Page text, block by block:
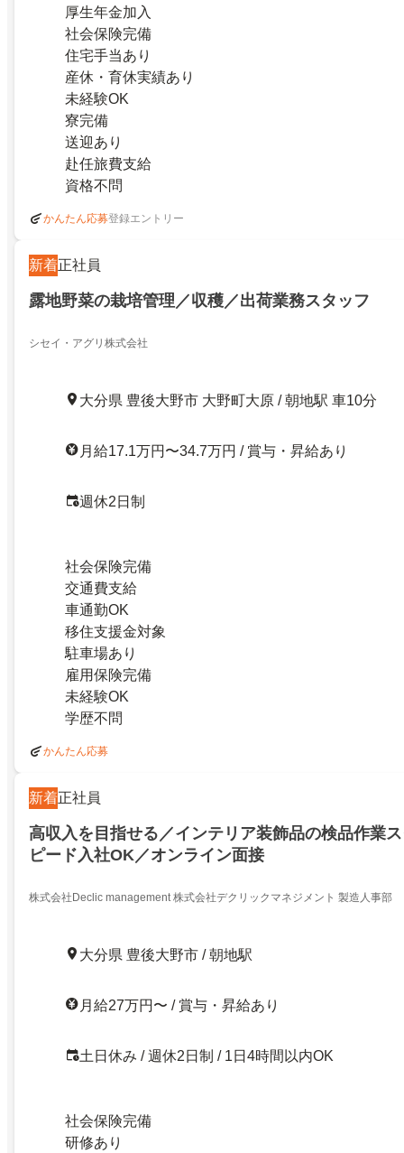
厚生年金加入
社会保険完備
住宅手当あり
産休・育休実績あり
未経験OK
寮完備
送迎あり
赴任旅費支給
資格不問
かんたん応募登録エントリー
新着正社員
露地野菜の栽培管理／収穫／出荷業務スタッフ
シセイ・アグリ株式会社
大分県 豊後大野市 大野町大原 / 朝地駅 車10分
月給17.1万円〜34.7万円 / 賞与・昇給あり
週休2日制
社会保険完備
交通費支給
車通勤OK
移住支援金対象
駐車場あり
雇用保険完備
未経験OK
学歴不問
かんたん応募
新着正社員
高収入を目指せる／インテリア装飾品の検品作業
ピード入社OK／オンライン面接
株式会社Declic management 株式会社デクリックマネジメント 製造人事部
大分県 豊後大野市 / 朝地駅
月給27万円〜 / 賞与・昇給あり
土日休み / 週休2日制 / 1日4時間以内OK
社会保険完備
研修あり